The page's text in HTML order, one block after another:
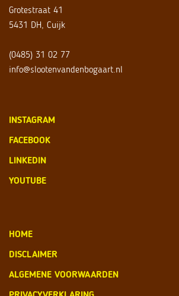
Grotestraat 41
5431 DH, Cuijk
(0485) 31 02 77
info@slootenvandenbogaart.nl
INSTAGRAM
FACEBOOK
LINKEDIN
YOUTUBE
HOME
DISCLAIMER
ALGEMENE VOORWAARDEN